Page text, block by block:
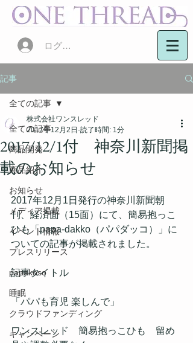
ログイン
記事
全ての記事
商品開発
商品紹介
お知らせ
メディア掲載
イベント情報
プレスリリース
papakoso
睡眠
クラウドファンディング
キャンペーン
全ての記事
2017/12/1付 神奈川新聞掲
載のお知らせ
株式会社ワンスレッド
2017年12月2日 読了時間: 1分
2017年12月1日発行の神奈川新聞朝
刊、経済面（15面）にて、簡易抱っこ
ひも「papa-dakko（パパダッコ）」に
ついての記事が掲載されました。
記事タイトル
「パパも育児 楽しんで」
ワンスレッド　簡易抱っこひも　留め